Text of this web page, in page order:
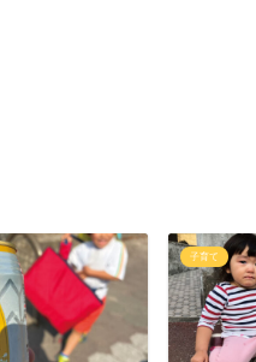
子育て